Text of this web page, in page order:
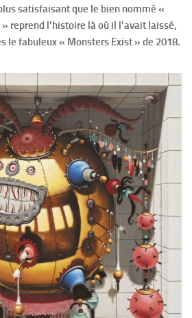
satisfaisant que le bien nommé «
reprend l’histoire là où il l’avait laissé,
le fabuleux « Monsters Exist » de 2018.